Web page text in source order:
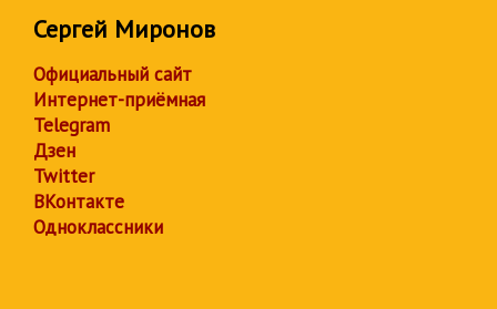
Сергей Миронов
Официальный сайт
Интернет-приёмная
Telegram
Дзен
Twitter
ВКонтакте
Одноклассники